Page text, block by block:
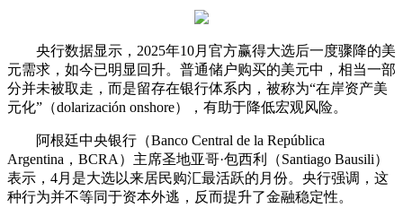
央行数据显示，2025年10月官方赢得大选后一度骤降的美
元需求，如今已明显回升。普通储户购买的美元中，相当一部
分并未被取走，而是留存在银行体系内，被称为“在岸资产美
元化”（dolarización onshore），有助于降低宏观风险。
阿根廷中央银行（Banco Central de la República
Argentina，BCRA）主席圣地亚哥·包西利（Santiago Bausili）
表示，4月是大选以来居民购汇最活跃的月份。央行强调，这
种行为并不等同于资本外逃，反而提升了金融稳定性。